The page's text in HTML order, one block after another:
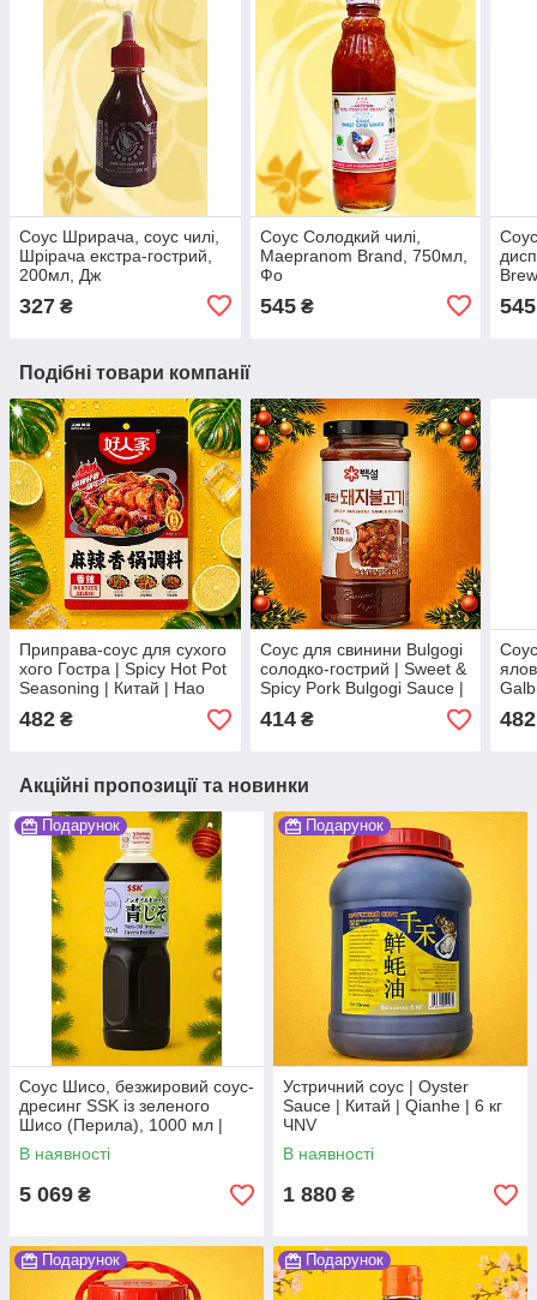
Соус Шрирача, соус чилі,
Шрірача екстра-гострий,
200мл, Дж
327 ₴
Соус Солодкий чилі,
Maepranom Brand, 750мл,
Фо
545₴ 545
Подібні товари компанії
Приправа-соус для сухого
хого Гостра | Spicy Hot Pot
Seasoning | Китай | Hao
Ren Jia | 220 г Ч
482 ₴
Соус для свинини Bulgogi
солодко-гострий | Sweet &
Spicy Pork Bulgogi Sauce |
Південна Корея | Beksul |
290 г Ч
414₴ 482
Акційні пропозиції та новинки
Подарунок
Соус Шисо, безжировий соус-
дресинг SSK із зеленого
Шисо (Перила), 1000 мл |
Non-Oil Dressing Green Perilla
(Ao-jiso) | SSK | 1л,Ю
В наявності
5 069 ₴
Подарунок
Устричний соус | Oyster
Sauce | Китай | Qianhe | 6 кг
ЧNV
В наявності
1 880 ₴
Подарунок Подарунок